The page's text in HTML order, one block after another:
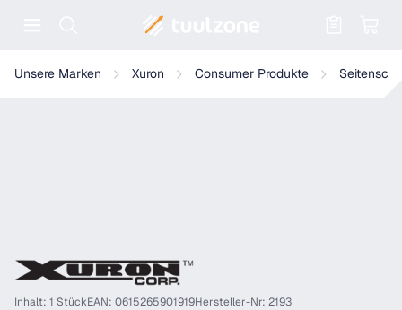
Unsere Marken Xuron Consumer Produkte
Xuron 2193 Hartdraht-/Federstahldrahtschneider
Inhalt: 1 StückEAN: 0615265901919Hersteller-Nr: 2193